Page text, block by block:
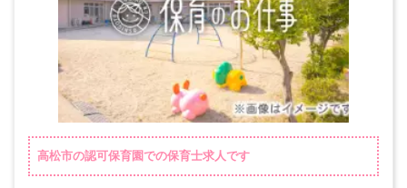
高松市の認可保育園での保育士求人です